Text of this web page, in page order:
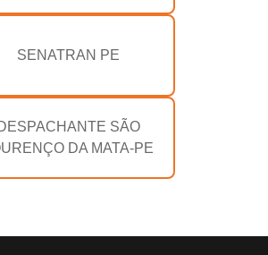
SENATRAN PE
SÃO
DA MATA-PE